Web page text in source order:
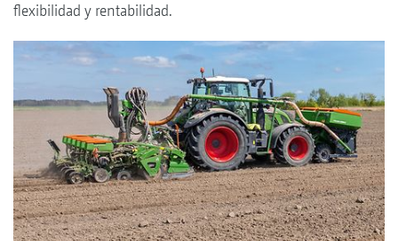
flexibilidad y rentabilidad.